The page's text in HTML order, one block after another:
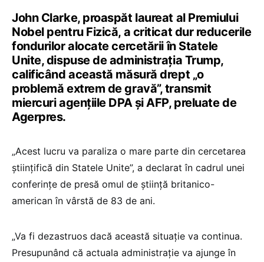
John Clarke, proaspăt laureat al Premiului
Nobel pentru Fizică, a criticat dur reducerile
fondurilor alocate cercetării în Statele
Unite, dispuse de administraţia Trump,
calificând această măsură drept „o
problemă extrem de gravă”, transmit
miercuri agenţiile DPA şi AFP, preluate de
Agerpres.
„Acest lucru va paraliza o mare parte din cercetarea
ştiinţifică din Statele Unite”, a declarat în cadrul unei
conferinţe de presă omul de ştiinţă britanico-
american în vârstă de 83 de ani.
„Va fi dezastruos dacă această situaţie va continua.
Presupunând că actuala administraţie va ajunge în